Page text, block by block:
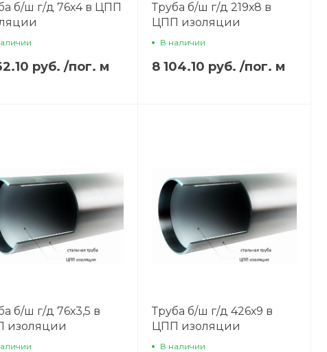
б/ш г/д 76х4 в ЦПП
руб. /пог. м
Труба б/ш г/д 219х8 в
ЦПП изоляции
В наличии
8 104.10 руб. /пог. м
б/ш г/д 76х3,5 в
изоляции
Труба б/ш г/д 426х9 в
ЦПП изоляции
В наличии